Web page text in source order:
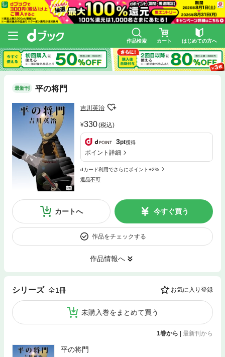
作品検索 カート はじめての方へ
最新刊 平の将門
吉川英治
330(税込)
3pt獲得
ポイント詳細
dカード利用でさらにポイント+2%
返品不可
カートへ 今すぐ買う
作品をチェックする
作品情報へ
シリーズ 全1冊 お気に入り登録
未購入巻をまとめて買う
1巻から | 最新刊から
平の将門